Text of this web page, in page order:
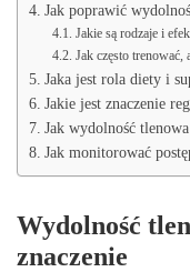
Jak poprawić
Jakie są rodzaje i
Jak często
Jaka jest rola diety i
Jakie jest znaczenie
Jak wydolność
Jak monitorować
Wydolność
znaczenie